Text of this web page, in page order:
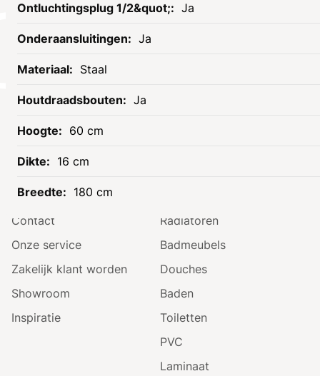
Ja
Ja
Staal
Ja
60 cm
16 cm
180 cm
Openingstijden
Contact
Onze service
Zakelijk klant worden
Showroom
Inspiratie
Radiatoren
Badmeubels
Douches
Baden
Toiletten
PVC
Laminaat